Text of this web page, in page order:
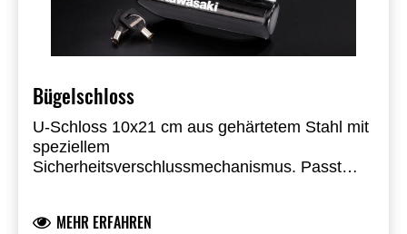
Bügelschloss
U-Schloss 10x21 cm aus gehärtetem Stahl mit
speziellem
Sicherheitsverschlussmechanismus. Passt
MEHR ERFAHREN